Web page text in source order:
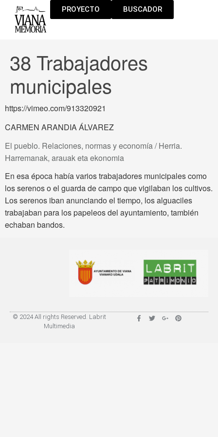
PROYECTO BUSCADOR
38 Trabajadores
municipales
https://vimeo.com/913320921
CARMEN ARANDIA ÁLVAREZ
El pueblo. Relaciones, normas y economía / Herria.
Harremanak, arauak eta ekonomia
En esa época había varios trabajadores municipales como
los serenos o el guarda de campo que vigilaban los cultivos.
Los serenos iban anunciando el tiempo, los alguaciles
trabajaban para los papeleos del ayuntamiento, también
echaban bandos.
© 2024 All rights Reserved. Labrit
Multimedia